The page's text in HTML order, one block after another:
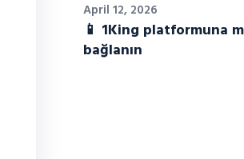
April 12, 2026
📱 1King platformuna
bağlanın